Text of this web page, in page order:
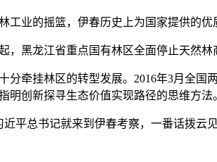
业的摇篮，伊春历史上为国家提供的优
黑龙江省重点国有林区全面停止天然林
牵挂林区的转型发展。2016年3月全国
明创新探寻生态价值实现路径的思维方法
总书记就来到伊春考察，一番话拨云见